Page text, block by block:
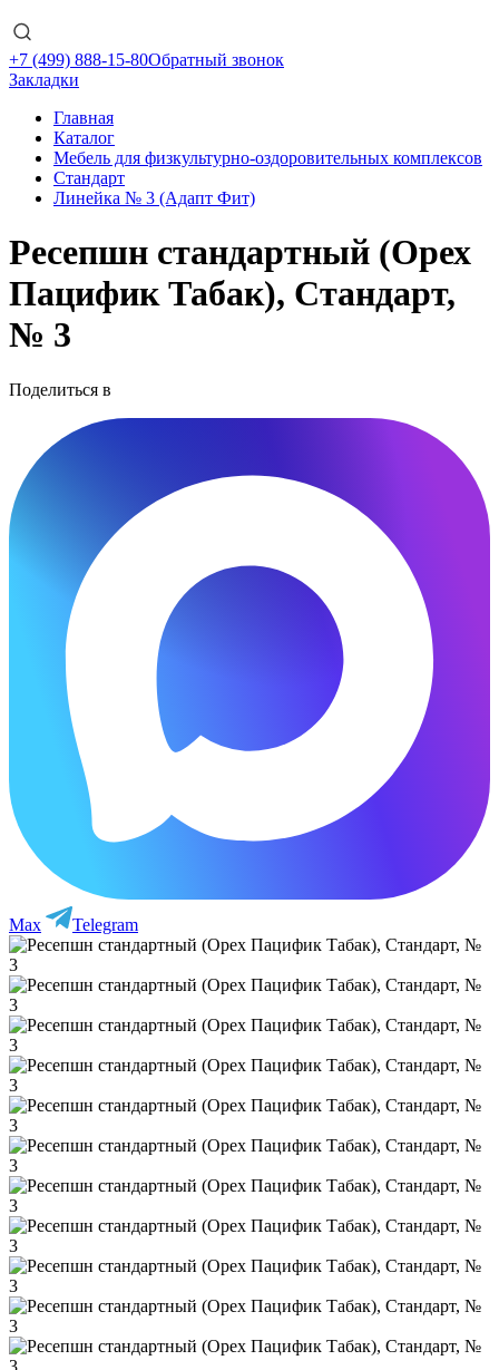
+7 (499) 888-15-80Обратный звонок
Закладки
Главная
Каталог
Мебель для физкультурно-оздоровительных комплексов
Стандарт
Линейка № 3 (Адапт Фит)
Ресепшн стандартный (Орех
Пацифик Табак), Стандарт,
№ 3
Поделиться в
Max Telegram